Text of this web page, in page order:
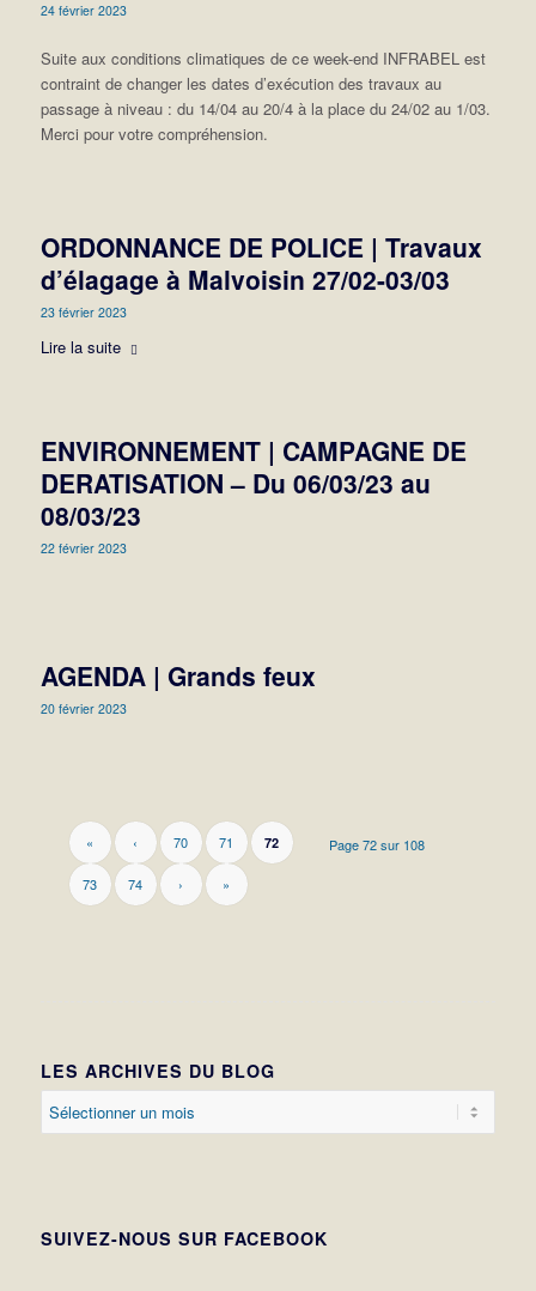
24 février 2023
Suite aux conditions climatiques de ce week-end INFRABEL est
contraint de changer les dates d’exécution des travaux au
passage à niveau : du 14/04 au 20/4 à la place du 24/02 au 1/03.
Merci pour votre compréhension.
ORDONNANCE DE POLICE | Travaux
d’élagage à Malvoisin 27/02-03/03
23 février 2023
Lire la suite
ENVIRONNEMENT | CAMPAGNE DE
DERATISATION – Du 06/03/23 au
08/03/23
22 février 2023
AGENDA | Grands feux
20 février 2023
Page 72 sur 108
« ‹ 70 71 72
73 74 › »
LES ARCHIVES DU BLOG
SUIVEZ-NOUS SUR FACEBOOK